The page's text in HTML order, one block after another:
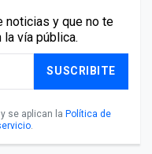
noticias y que no te
vía pública.
SUSCRIBITE
se aplican la Política de
.